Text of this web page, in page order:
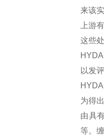
来该
上游
这些
以发
为得
由具
等。